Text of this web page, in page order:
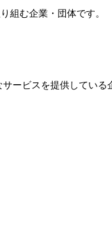
組む企業・団体です。
ービスを提供している